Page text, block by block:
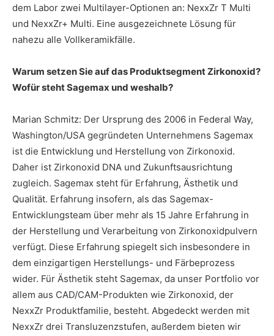
dem Labor zwei Multilayer-Optionen an: NexxZr T Multi
und NexxZr+ Multi. Eine ausgezeichnete Lösung für
nahezu alle Vollkeramikfälle.
Warum setzen Sie auf das Produktsegment Zirkonoxid?
Wofür steht Sagemax und weshalb?
Marian Schmitz: Der Ursprung des 2006 in Federal Way,
Washington/USA gegründeten Unternehmens Sagemax
ist die Entwicklung und Herstellung von Zirkonoxid.
Daher ist Zirkonoxid DNA und Zukunftsausrichtung
zugleich. Sagemax steht für Erfahrung, Ästhetik und
Qualität. Erfahrung insofern, als das Sagemax-
Entwicklungsteam über mehr als 15 Jahre Erfahrung in
der Herstellung und Verarbeitung von Zirkonoxidpulvern
verfügt. Diese Erfahrung spiegelt sich insbesondere in
dem einzigartigen Herstellungs- und Färbeprozess
wider. Für Ästhetik steht Sagemax, da unser Portfolio vor
allem aus CAD/CAM-Produkten wie Zirkonoxid, der
NexxZr Produktfamilie, besteht. Abgedeckt werden mit
NexxZr drei Transluzenzstufen, außerdem bieten wir